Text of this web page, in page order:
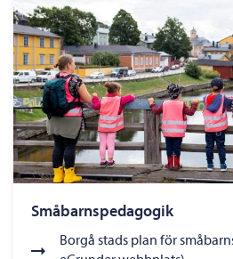
Småbarnspedagogik
Borgå stads plan för